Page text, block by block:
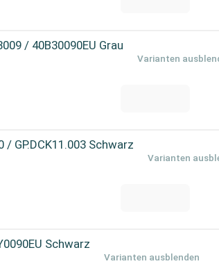
/ 40B30090EU Grau
Varianten
GP.DCK11.003 Schwarz
Varianten
Schwarz
Varianten ausblenden